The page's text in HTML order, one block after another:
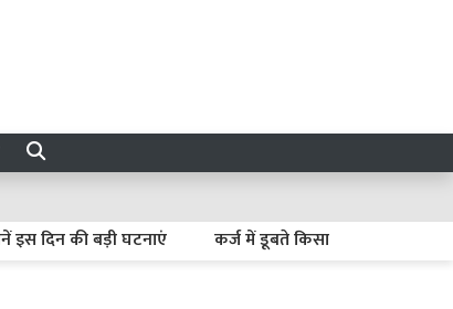
की बड़ी घटनाएं कर्ज में डूबते किसान कैसे बनें अर्थव्यवस्था का